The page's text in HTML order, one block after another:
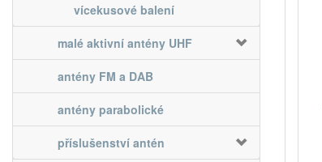
vícekusové balení
malé aktivní antény UHF
antény FM a DAB
antény parabolické
příslušenství antén